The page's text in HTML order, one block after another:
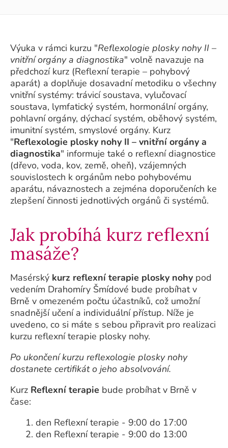
Výuka v rámci kurzu "Reflexologie plosky nohy II –
vnitřní orgány a diagnostika" volně navazuje na
předchozí kurz (Reflexní terapie – pohybový
aparát) a doplňuje dosavadní metodiku o všechny
vnitřní systémy: trávicí soustava, vylučovací
soustava, lymfatický systém, hormonální orgány,
pohlavní orgány, dýchací systém, oběhový systém,
imunitní systém, smyslové orgány. Kurz
"Reflexologie plosky nohy II – vnitřní orgány a
diagnostika" informuje také o reflexní diagnostice
(dřevo, voda, kov, země, oheň), vzájemných
souvislostech k orgánům nebo pohybovému
aparátu, návaznostech a zejména doporučeních ke
zlepšení činnosti jednotlivých orgánů či systémů.
Jak probíhá kurz reflexní
masáže?
Masérský kurz reflexní terapie plosky nohy pod
vedením Drahomíry Šmídové bude probíhat v
Brně v omezeném počtu účastníků, což umožní
snadnější učení a individuální přístup. Níže je
uvedeno, co si máte s sebou připravit pro realizaci
kurzu reflexní terapie plosky nohy.
Po ukončení kurzu reflexologie plosky nohy
dostanete certifikát o jeho absolvování.
Kurz Reflexní terapie bude probíhat v Brně v
čase:
1. den Reflexní terapie - 9:00 do 17:00
2. den Reflexní terapie - 9:00 do 13:00